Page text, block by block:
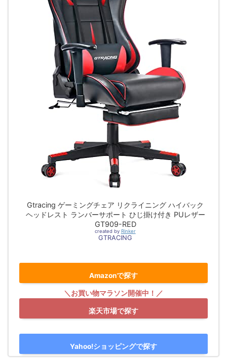
Gtracing ゲーミングチェア リクライニング ハイバック
ヘッドレスト ランバーサポート ひじ掛け付き PUレザー
GT909-RED
created by Rinker
GTRACING
Amazonで探す
楽天市場で探す
Yahoo!ショッピングで探す